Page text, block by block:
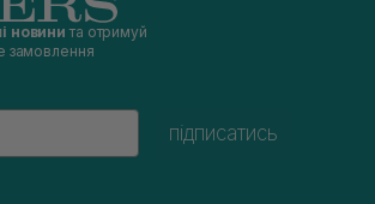
новини та отримуй
замовлення
підписатись